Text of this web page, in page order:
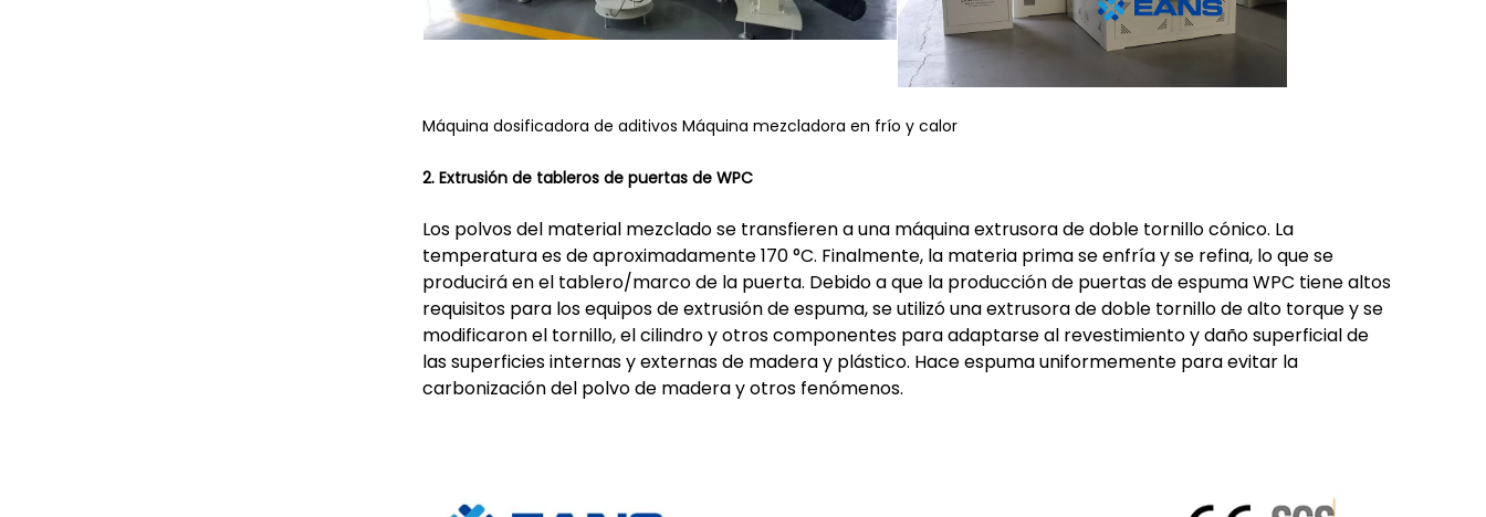
Máquina dosificadora de aditivos Máquina mezcladora en frío y calor
2. Extrusión de tableros de puertas de WPC
Los polvos del material mezclado se transfieren a una máquina extrusora de doble tornillo cónico. La
temperatura es de aproximadamente 170 °C. Finalmente, la materia prima se enfría y se refina, lo que se
producirá en el tablero/marco de la puerta. Debido a que la producción de puertas de espuma WPC tiene altos
requisitos para los equipos de extrusión de espuma, se utilizó una extrusora de doble tornillo de alto torque y se
modificaron el tornillo, el cilindro y otros componentes para adaptarse al revestimiento y daño superficial de
las superficies internas y externas de madera y plástico. Hace espuma uniformemente para evitar la
carbonización del polvo de madera y otros fenómenos.